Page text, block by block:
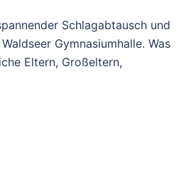
Schlagabtausch und
Gymnasiumhalle. Was
Eltern, Großeltern,